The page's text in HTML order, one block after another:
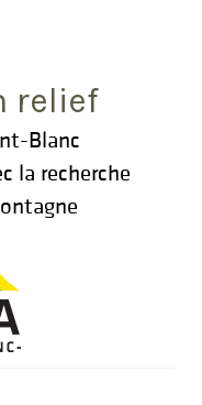
relief
Blanc
la recherche